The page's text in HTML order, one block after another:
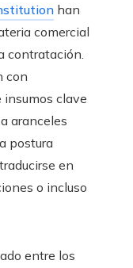
han
comercial
contratación.
con
clave
aranceles
postura
en
o incluso
entre los